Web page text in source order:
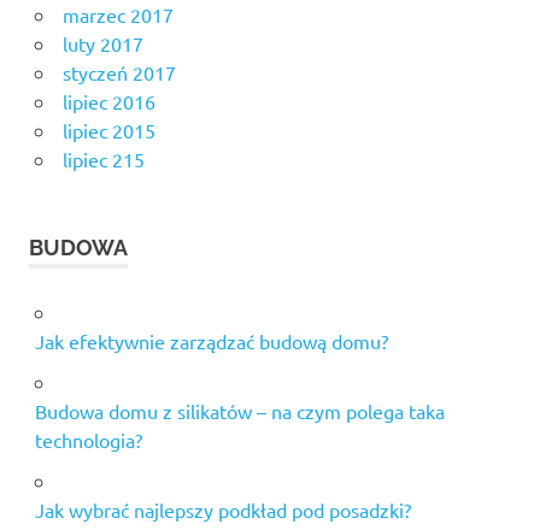
marzec 2017
luty 2017
styczeń 2017
lipiec 2016
lipiec 2015
lipiec 215
BUDOWA
Jak efektywnie zarządzać budową domu?
Budowa domu z silikatów – na czym polega taka
technologia?
Jak wybrać najlepszy podkład pod posadzki?